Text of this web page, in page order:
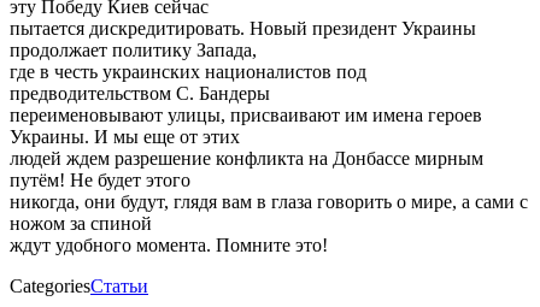
эту Победу Киев сейчас
пытается дискредитировать. Новый президент Украины
продолжает политику Запада,
где в честь украинских националистов под
предводительством С. Бандеры
переименовывают улицы, присваивают им имена героев
Украины. И мы еще от этих
людей ждем разрешение конфликта на Донбассе мирным
путём! Не будет этого
никогда, они будут, глядя вам в глаза говорить о мире, а сами с
ножом за спиной
ждут удобного момента. Помните это!
CategoriesСтатьи